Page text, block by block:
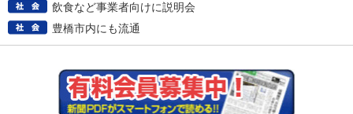
飲食など事業者向けに説明会
豊橋市内にも流通